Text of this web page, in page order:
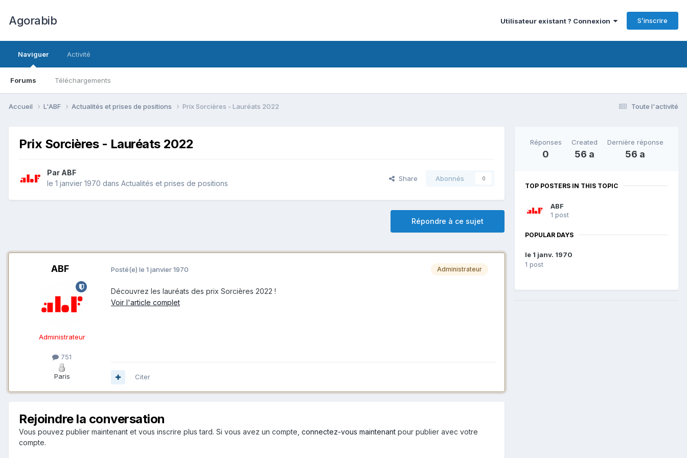
Agorabib Utilisateur existant ? Connexion S’inscrire
Naviguer
Forums Téléchargements
Activité
Toute l'activité
Accueil L'ABF Actualités et prises de positions Prix Sorcières - Lauréats 2022
Prix Sorcières - Lauréats 2022
Par ABF
le 1 janvier 1970 dans Actualités et prises de positions
Share Abonnés 0
Répondre à ce sujet
ABF
Administrateur
751
Paris
Administrateur
Posté(e) le 1 janvier 1970
Découvrez les lauréats des prix Sorcières 2022 !
Voir l'article complet
Citer
Rejoindre la conversation
Vous pouvez publier maintenant et vous inscrire plus tard. Si vous avez un compte, connectez-vous maintenant pour publier avec votre
compte.
Réponses
0
Created
56 a
Dernière réponse
56 a
TOP POSTERS IN THIS TOPIC
ABF
1 post
POPULAR DAYS
le 1 janv. 1970
1 post